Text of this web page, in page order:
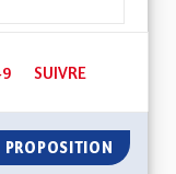
49 ABONNÉS
SUIVRE